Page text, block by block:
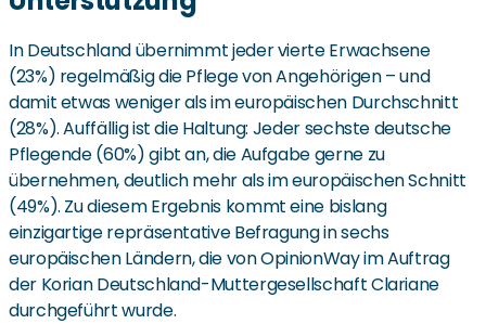
In Deutschland übernimmt jeder vierte Erwachsene
(23%) regelmäßig die Pflege von Angehörigen – und
damit etwas weniger als im europäischen Durchschnitt
(28%). Auffällig ist die Haltung: Jeder sechste deutsche
Pflegende (60%) gibt an, die Aufgabe gerne zu
übernehmen, deutlich mehr als im europäischen Schnitt
(49%). Zu diesem Ergebnis kommt eine bislang
einzigartige repräsentative Befragung in sechs
europäischen Ländern, die von OpinionWay im Auftrag
der Korian Deutschland-Muttergesellschaft Clariane
durchgeführt wurde.